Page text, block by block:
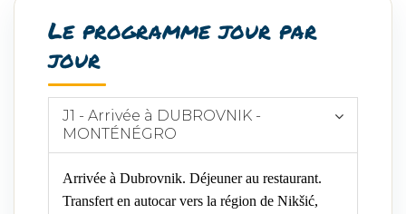
Le programme jour par
jour
J1 - Arrivée à DUBROVNIK -
MONTÉNÉGRO
Arrivée à Dubrovnik. Déjeuner au restaurant.
Transfert en autocar vers la région de Nikšić,